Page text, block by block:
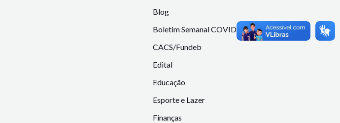
Blog
Boletim Semanal COVID-19
CACS/Fundeb
Edital
Educação
Esporte e Lazer
Finanças